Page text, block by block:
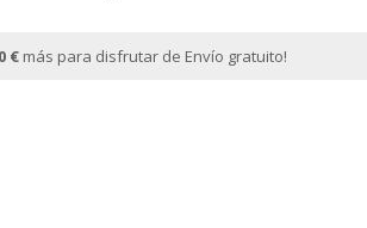
€ más para disfrutar de Envío gratuito!